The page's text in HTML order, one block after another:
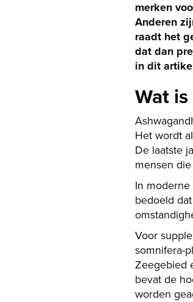
merken
Anderen
raadt het
dat dan
in dit
Wat
Het wordt
De laatste
mensen
In
bedoeld
Voor
somnifera-
Zeegebied
bevat de
worden